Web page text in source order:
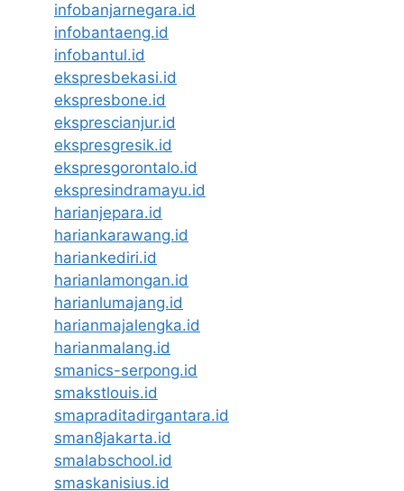
infobanjarnegara.id
infobantaeng.id
infobantul.id
ekspresbekasi.id
ekspresbone.id
eksprescianjur.id
ekspresgresik.id
ekspresgorontalo.id
ekspresindramayu.id
harianjepara.id
hariankarawang.id
hariankediri.id
harianlamongan.id
harianlumajang.id
harianmajalengka.id
harianmalang.id
smanics-serpong.id
smakstlouis.id
smapraditadirgantara.id
sman8jakarta.id
smalabschool.id
smaskanisius.id